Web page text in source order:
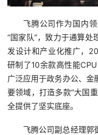
飞腾公司作为国内
“国家队”，致力于通算
发设计和产业化推广，
研制了10余款高性能
广泛应用于政务办公、金
要领域，打造多款“大国
全提供了坚实底座。
飞腾公司副总经理郭